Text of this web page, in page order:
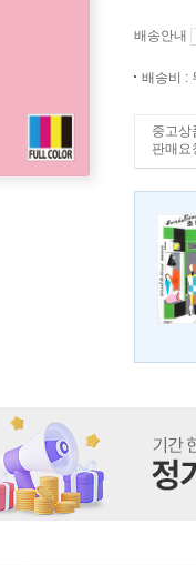
배송안내
배송비 :
중고상
판매요